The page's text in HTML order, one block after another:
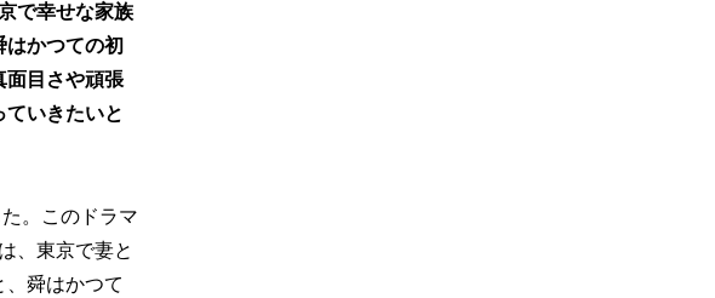
で幸せな家族
かつての初
面目さや頑張
いきたいと
。このドラマ
、東京で妻と
舜はかつて